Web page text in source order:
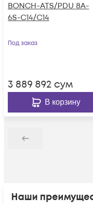
BONCH-ATS/PDU 8A-
6S-C14/C14
Под заказ
3 889 892 сум
В корзину
Назад
Наши